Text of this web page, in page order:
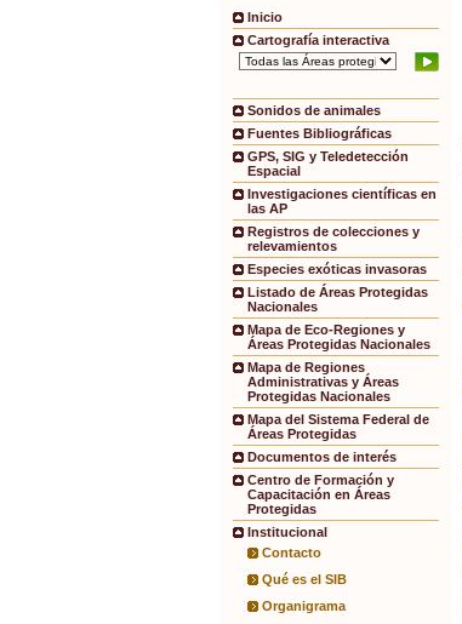
Inicio
Cartografía interactiva
Sonidos de animales
Fuentes Bibliográficas
GPS, SIG y Teledetección
Espacial
Investigaciones científicas en
las AP
Registros de colecciones y
relevamientos
Especies exóticas invasoras
Listado de Áreas Protegidas
Nacionales
Mapa de Eco-Regiones y
Áreas Protegidas Nacionales
Mapa de Regiones
Administrativas y Áreas
Protegidas Nacionales
Mapa del Sistema Federal de
Áreas Protegidas
Documentos de interés
Centro de Formación y
Capacitación en Áreas
Protegidas
Institucional
Contacto
Qué es el SIB
Organigrama